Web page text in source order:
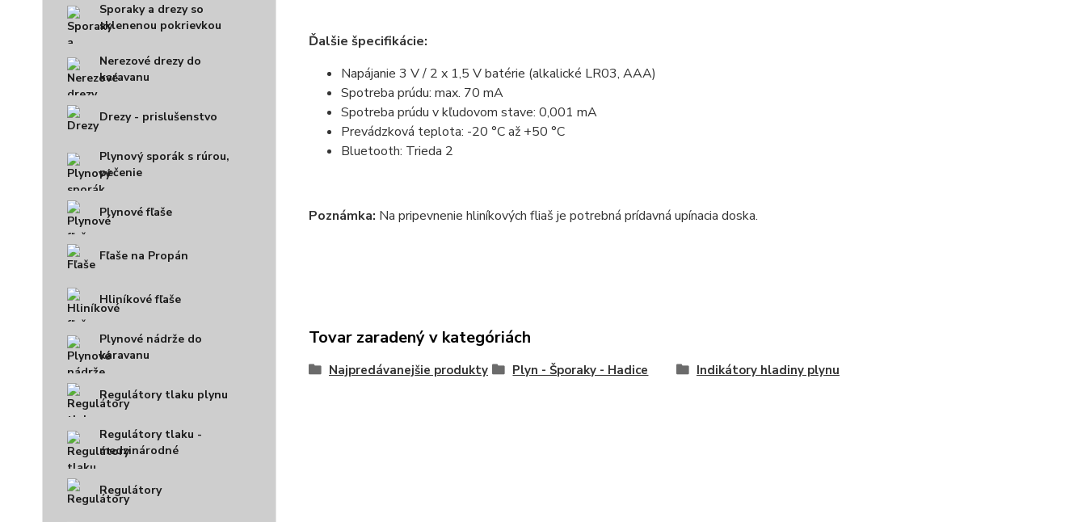
Sporaky a drezy so
sklenenou pokrievkou
Nerezové drezy do
karavanu
Drezy - prislušenstvo
Plynový sporák s rúrou,
pečenie
Plynové fľaše
Fľaše na Propán
Hliníkové fľaše
Plynové nádrže do
karavanu
Regulátory tlaku plynu
Regulátory tlaku -
medzinárodné
Regulátory
Ďalšie špecifikácie:
Napájanie 3 V / 2 x 1,5 V batérie (alkalické LR03, AAA)
Spotreba prúdu: max. 70 mA
Spotreba prúdu v kľudovom stave: 0,001 mA
Prevádzková teplota: -20 °C až +50 °C
Bluetooth: Trieda 2
Poznámka: Na pripevnenie hliníkových fliaš je potrebná prídavná upínacia doska.
Tovar zaradený v kategóriách
Najpredávanejšie produkty Plyn - Šporaky - Hadice Indikátory hladiny plynu